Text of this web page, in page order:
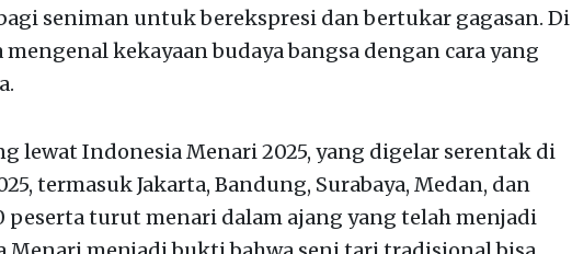
seniman untuk berekspresi dan bertukar gagasan. Di
kekayaan budaya bangsa dengan cara yang
lewat Indonesia Menari 2025, yang digelar serentak di
termasuk Jakarta, Bandung, Surabaya, Medan, dan
peserta turut menari dalam ajang yang telah menjadi